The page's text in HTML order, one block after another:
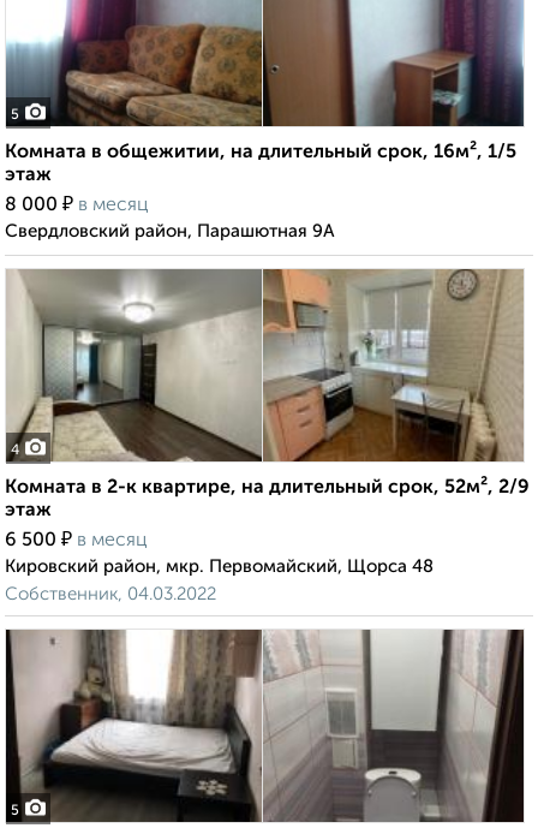
5
Комната в общежитии, на длительный срок, 16м², 1/5
этаж
8 000 ₽ в месяц
Свердловский район, Парашютная 9А
4
Комната в 2-к квартире, на длительный срок, 52м², 2/9
этаж
6 500 ₽ в месяц
Кировский район, мкр. Первомайский, Щорса 48
Собственник, 04.03.2022
5